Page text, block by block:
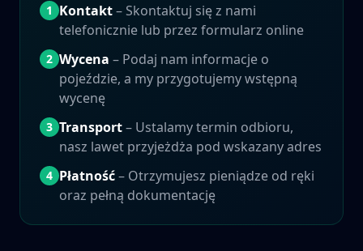
1 Kontakt– Skontaktuj się z nami
telefonicznie lub przez formularz online
2 Wycena – Podaj nam informacje o
pojeździe, a my przygotujemy wstępną
wycenę
3 Transport– Ustalamy termin odbioru,
nasz lawet przyjeżdża pod wskazany adres
4 Płatność– Otrzymujesz pieniądze od ręki
oraz pełną dokumentację